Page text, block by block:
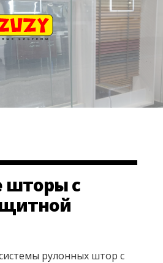
шторы с
рулонных штор с